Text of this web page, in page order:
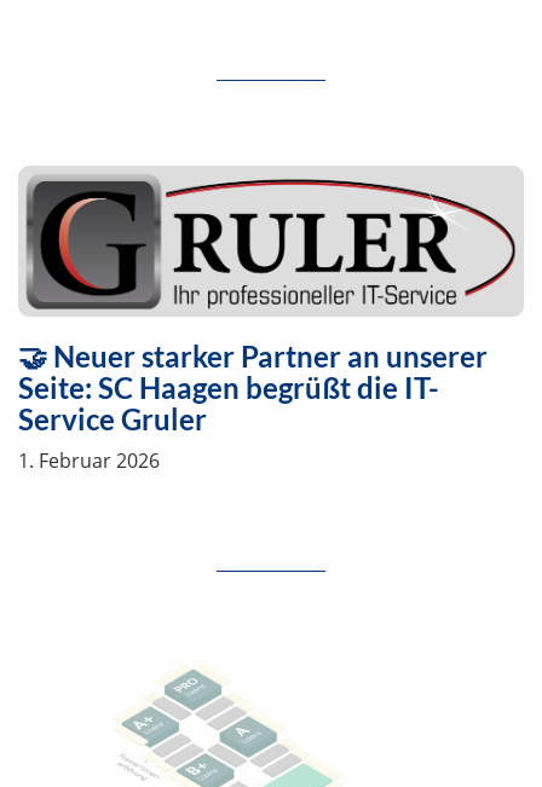
🤝 Neuer starker Partner an unserer
Seite: SC Haagen begrüßt die IT-
Service Gruler
1. Februar 2026